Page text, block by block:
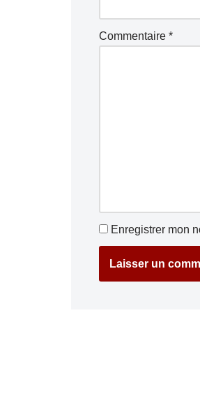
Commentaire *
Enregistrer mon